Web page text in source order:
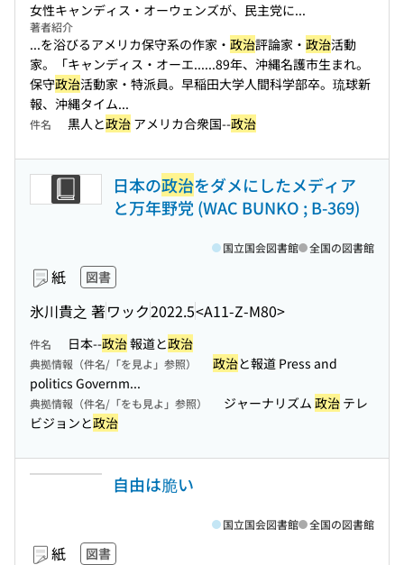
女性キャンディス・オーウェンズが、民主党に...
著者紹介
...を浴びるアメリカ保守系の作家・ 政治評論家・ 政治活動
家。「キャンディス・オーエ......89年、沖縄名護市生まれ。
保守政治活動家・特派員。早稲田大学人間科学部卒。琉球新
報、沖縄タイム...
件名 黒人と政治 アメリカ合衆国--政治
日本の政治をダメにしたメディア
と万年野党 (WAC BUNKO ; B-369)
紙 図書
氷川貴之 著ワック2022.5<A11-Z-M80>
国立国会図書館 全国の図書館
件名 日本--政治報道と政治
典拠情報（件名/「を見よ」参照） 政治と報道 Press and
politics Governm...
典拠情報（件名/「をも見よ」参照） ジャーナリズム 政治 テレ
ビジョンと政治
自由は脆い
紙 図書
国立国会図書館 全国の図書館